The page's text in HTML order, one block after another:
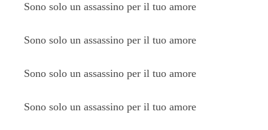
Sono solo un assassino per il tuo amore
Sono solo un assassino per il tuo amore
Sono solo un assassino per il tuo amore
Sono solo un assassino per il tuo amore